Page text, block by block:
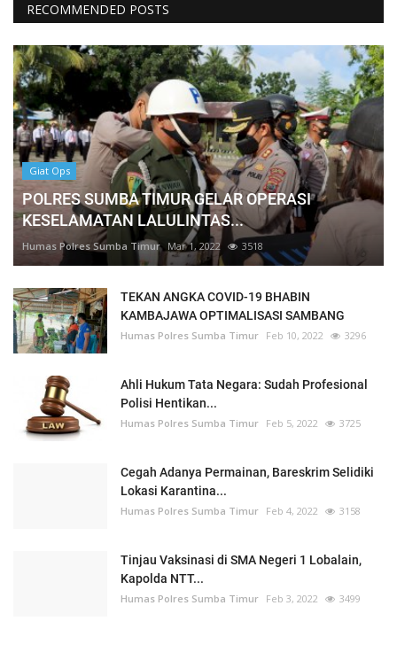
RECOMMENDED POSTS
Giat Ops
POLRES SUMBA TIMUR GELAR OPERASI
KESELAMATAN LALULINTAS...
Humas Polres Sumba Timur Mar 1, 2022 3518
TEKAN ANGKA COVID-19 BHABIN
KAMBAJAWA OPTIMALISASI SAMBANG
Humas Polres Sumba Timur Feb 10, 2022 3296
Ahli Hukum Tata Negara: Sudah Profesional
Polisi Hentikan...
Humas Polres Sumba Timur Feb 5, 2022 3725
Cegah Adanya Permainan, Bareskrim Selidiki
Lokasi Karantina...
Humas Polres Sumba Timur Feb 4, 2022 3158
Tinjau Vaksinasi di SMA Negeri 1 Lobalain,
Kapolda NTT...
Humas Polres Sumba Timur Feb 3, 2022 3499